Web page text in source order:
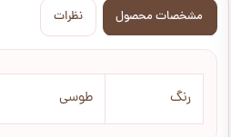
مشخصات محصول نظرات
رنگ طوسی